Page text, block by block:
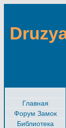
Главная
Форум Замок
Библиотека